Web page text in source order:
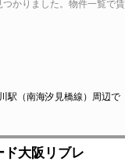
かりました。物件一覧で
駅（南海汐見橋線）周辺で
ド大阪リブレ